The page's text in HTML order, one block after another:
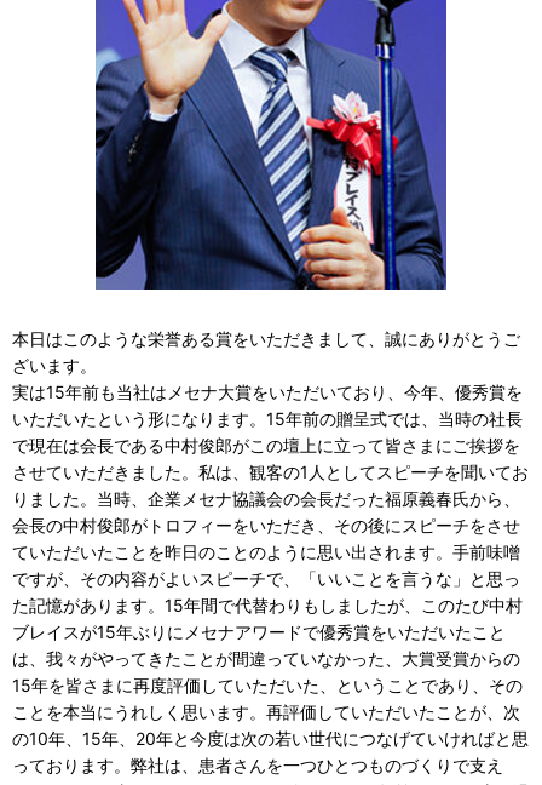
本日はこのような栄誉ある賞をいただきまして、誠にありがとうご
ざいます。
実は15年前も当社はメセナ大賞をいただいており、今年、優秀賞を
いただいたという形になります。15年前の贈呈式では、当時の社長
で現在は会長である中村俊郎がこの壇上に立って皆さまにご挨拶を
させていただきました。私は、観客の1人としてスピーチを聞いてお
りました。当時、企業メセナ協議会の会長だった福原義春氏から、
会長の中村俊郎がトロフィーをいただき、その後にスピーチをさせ
ていただいたことを昨日のことのように思い出されます。手前味噌
ですが、その内容がよいスピーチで、「いいことを言うな」と思っ
た記憶があります。15年間で代替わりもしましたが、このたび中村
ブレイスが15年ぶりにメセナアワードで優秀賞をいただいたこと
は、我々がやってきたことが間違っていなかった、大賞受賞からの
15年を皆さまに再度評価していただいた、ということであり、その
ことを本当にうれしく思います。再評価していただいたことが、次
の10年、15年、20年と今度は次の若い世代につなげていければと思
っております。弊社は、患者さんを一つひとつものづくりで支え